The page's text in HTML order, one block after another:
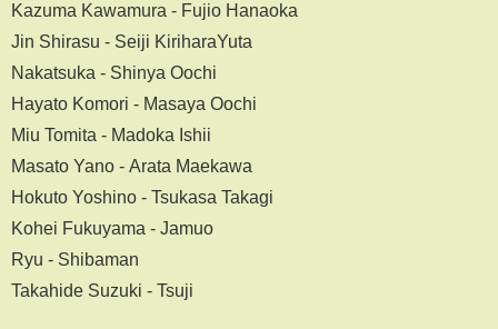
Kazuma Kawamura - Fujio Hanaoka
Jin Shirasu - Seiji KiriharaYuta
Nakatsuka - Shinya Oochi
Hayato Komori - Masaya Oochi
Miu Tomita - Madoka Ishii
Masato Yano - Arata Maekawa
Hokuto Yoshino - Tsukasa Takagi
Kohei Fukuyama - Jamuo
Ryu - Shibaman
Takahide Suzuki - Tsuji